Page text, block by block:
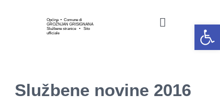
Općina • Comune di
GROŽNJAN GRISIGNANA
Službene stranice • Sito
ufficiale
Toggle
Navigation
OPĆINSKA UPRAVA
Službene novine 2016